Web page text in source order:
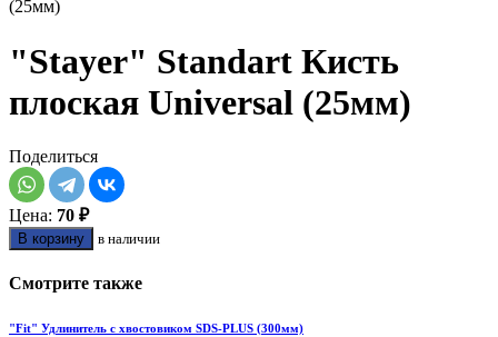
"Stayer" Standart Кисть
плоская Universal (25мм)
Поделиться
Цена: 70 ₽
В корзину в наличии
Смотрите также
"Fit" Удлинитель с хвостовиком SDS-PLUS (300мм)